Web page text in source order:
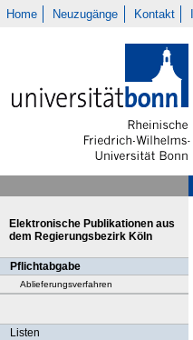
Home Neuzugänge Kontakt
Elektronische Publikationen aus
dem Regierungsbezirk Köln
Pflichtabgabe
Ablieferungsverfahren
Listen